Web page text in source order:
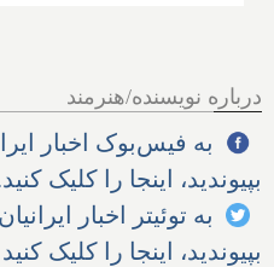
درباره نویسنده/هنرمند
به فیس‌بوک اخبار
بپیوندید، اینجا را کلیک
به توئیتر اخبار
بپیوندید، اینجا را کلیک کنید